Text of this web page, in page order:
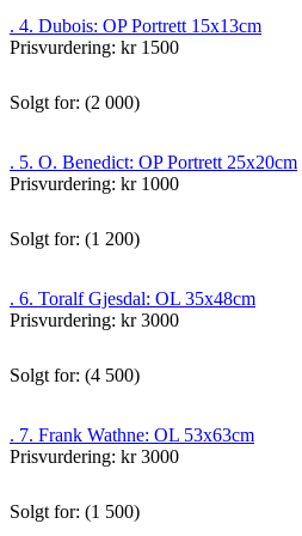
. 4. Dubois: OP Portrett 15x13cm
Prisvurdering: kr 1500
Solgt for: (2 000)
. 5. O. Benedict: OP Portrett 25x20cm
Prisvurdering: kr 1000
Solgt for: (1 200)
. 6. Toralf Gjesdal: OL 35x48cm
Prisvurdering: kr 3000
Solgt for: (4 500)
. 7. Frank Wathne: OL 53x63cm
Prisvurdering: kr 3000
Solgt for: (1 500)